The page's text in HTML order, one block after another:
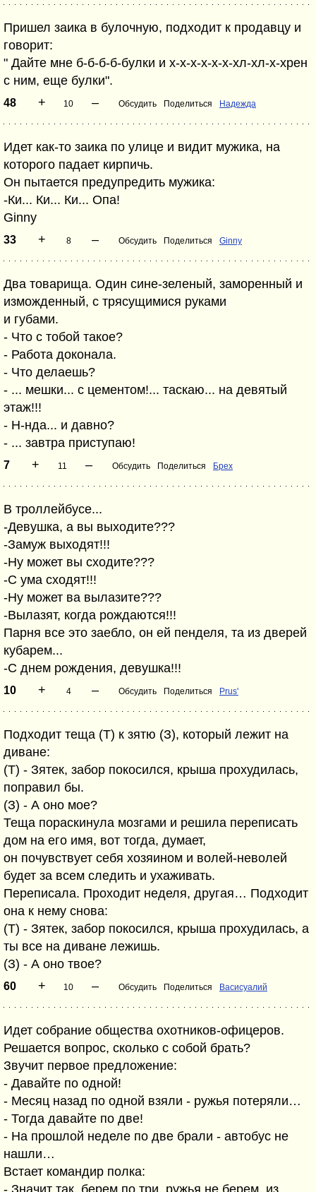
Пришел заика в булочную, подходит к продавцу и
говорит:
" Дайте мне б-б-б-б-булки и х-х-х-х-х-х-хл-хл-х-хрен
с ним, еще булки".
48 + 10 – Обсудить Поделиться Надежда
Идет как-то заика по улице и видит мужика, на
которого падает кирпичь.
Он пытается предупредить мужика:
-Ки... Ки... Ки... Опа!
Ginny
33 + 8 – Обсудить Поделиться Ginny
Два товарища. Один сине-зеленый, заморенный и
изможденный, с трясущимися руками
и губами.
- Что с тобой такое?
- Работа доконала.
- Что делаешь?
- ... мешки... с цементом!... таскаю... на девятый
этаж!!!
- Н-нда... и давно?
- ... завтра приступаю!
7 + 11 – Обсудить Поделиться Брех
В троллейбусе...
-Девушка, а вы выходите???
-Замуж выходят!!!
-Ну может вы сходите???
-С ума сходят!!!
-Ну может ва вылазите???
-Вылазят, когда рождаются!!!
Парня все это заебло, он ей пенделя, тa из дверей
кубарем...
-С днем рождения, девушка!!!
10 + 4 – Обсудить Поделиться Prus'
Подходит теща (Т) к зятю (З), который лежит на
диване:
(Т) - Зятек, забор покосился, крыша прохудилась,
поправил бы.
(З) - А оно мое?
Теща пораскинула мозгами и решила переписать
дом на его имя, вот тогда, думает,
он почувствует себя хозяином и волей-неволей
будет за всем следить и ухаживать.
Переписала. Проходит неделя, другая… Подходит
она к нему снова:
(Т) - Зятек, забор покосился, крыша прохудилась, а
ты все на диване лежишь.
(З) - А оно твое?
60 + 10 – Обсудить Поделиться Васисуалий
Идет собрание общества охотников-офицеров.
Решается вопрос, сколько с собой брать?
Звучит первое предложение:
- Давайте по одной!
- Месяц назад по одной взяли - ружья потеряли…
- Тогда давайте по две!
- На прошлой неделе по две брали - автобус не
нашли…
Встает командир полка:
- Значит так, берем по три, ружья не берем, из